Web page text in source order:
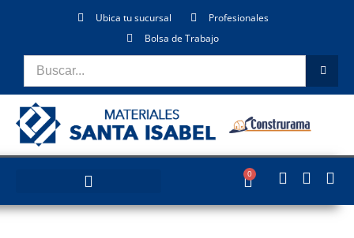
Ubica tu sucursal
Profesionales
Bolsa de Trabajo
0